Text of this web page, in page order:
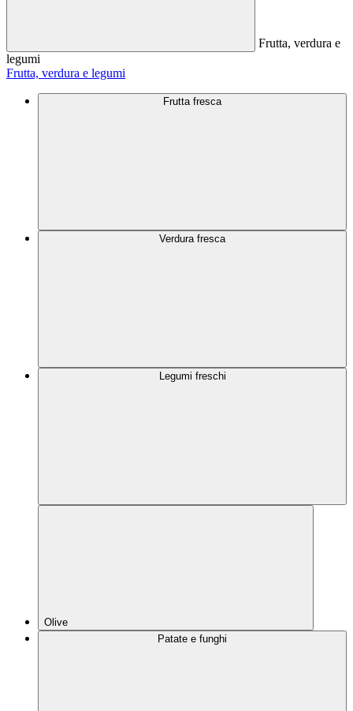
Frutta, verdura e
legumi
Frutta, verdura e legumi
Frutta fresca
Verdura fresca
Legumi freschi
Olive
Patate e funghi